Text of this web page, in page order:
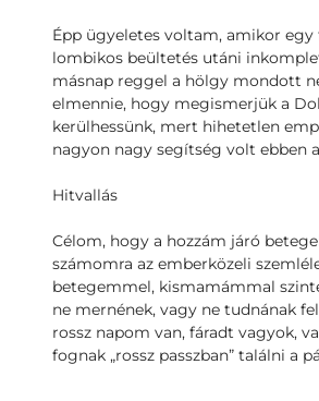
Épp ügyeletes voltam, amikor
lombikos beültetés utáni
másnap reggel a hölgy mondott
elmennie, hogy megismerjük a
kerülhessünk, mert hihetetlen
nagyon nagy segítség volt ebben
Hitvallás
Célom, hogy a hozzám járó
számomra az emberközeli
betegemmel, kismamámmal
ne mernének, vagy ne tudnának
rossz napom van, fáradt vagyok,
fognak „rossz passzban” találni a